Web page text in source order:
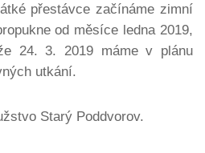
přestávce začínáme zimní
od měsíce ledna 2019,
24. 3. 2019 máme v plánu
utkání.
Starý Poddvorov.